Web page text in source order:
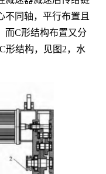
不同轴，平行布置且
而C形结构布置又分
C形结构，见图 2，水